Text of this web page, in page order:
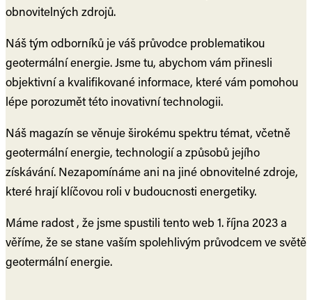
obnovitelných zdrojů.
Náš tým odborníků je váš průvodce problematikou
geotermální energie. Jsme tu, abychom vám přinesli
objektivní a kvalifikované informace, které vám pomohou
lépe porozumět této inovativní technologii.
Náš magazín se věnuje širokému spektru témat, včetně
geotermální energie, technologií a způsobů jejího
získávání. Nezapomínáme ani na jiné obnovitelné zdroje,
které hrají klíčovou roli v budoucnosti energetiky.
Máme radost , že jsme spustili tento web 1. října 2023 a
věříme, že se stane vaším spolehlivým průvodcem ve světě
geotermální energie.